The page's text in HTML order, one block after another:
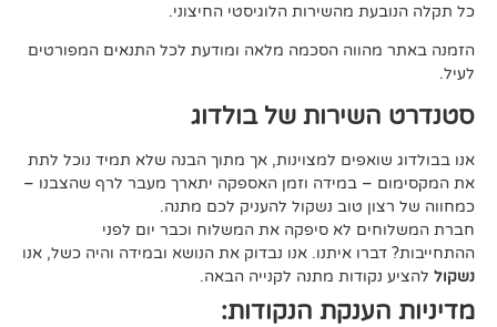
מהשירות הלוגיסטי החיצוני.
הסכמה מלאה ומודעת לכל התנאים המפורטים
של בולדוג
למצוינות, אך מתוך הבנה שלא תמיד נוכל לתת
במידה וזמן האספקה יתארך מעבר לרף שהצבנו –
טוב נשקול להעניק לכם מתנה.
לא סיפקה את המשלוח וכבר יום לפני
איתנו. אנו נבדוק את הנושא ובמידה והיה כשל, אנו
מתנה לקנייה הבאה.
הנקודות: